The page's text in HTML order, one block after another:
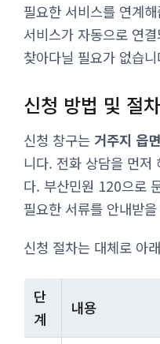
필요한 서비스를 연계
서비스가 자동으로 연
찾아다닐 필요가 없습
신청 방법 및 절차
신청 창구는 거주지 읍
니다. 전화 상담을 먼저
다. 부산민원 120으로
필요한 서류를 안내받
신청 절차는 대체로 아
단
계
내용